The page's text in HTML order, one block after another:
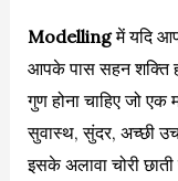
Modellingमें यदि
आपके पास सहन शक्ति
गुण होना चाहिए जो
सुवास्थ, सुंदर, अच्छी
इसके अलावा चोरी